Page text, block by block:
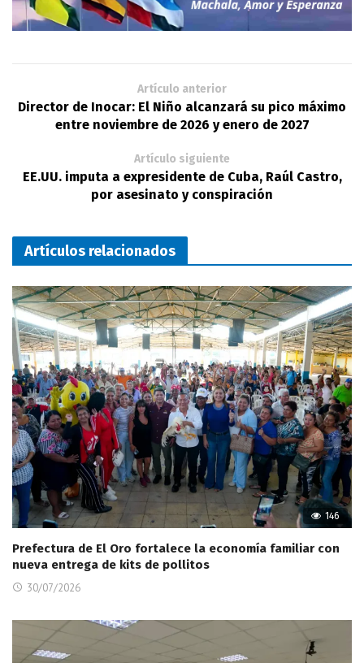
Artículo anterior
Director de Inocar: El Niño alcanzará su pico máximo
entre noviembre de 2026 y enero de 2027
Artículo siguiente
EE.UU. imputa a expresidente de Cuba, Raúl Castro,
por asesinato y conspiración
Artículos relacionados
146
Prefectura de El Oro fortalece la economía familiar con
nueva entrega de kits de pollitos
30/07/2026